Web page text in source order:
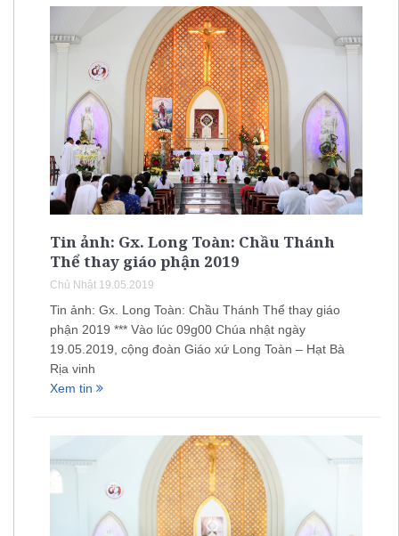
Tin ảnh: Gx. Long Toàn: Chầu Thánh
Thể thay giáo phận 2019
Chủ Nhật 19.05.2019
Tin ảnh: Gx. Long Toàn: Chầu Thánh Thể thay giáo
phận 2019 *** Vào lúc 09g00 Chúa nhật ngày
19.05.2019, cộng đoàn Giáo xứ Long Toàn – Hạt Bà
Rịa vinh
Xem tin